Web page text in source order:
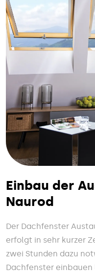
Einbau der
Naurod
Der Dachfenster
erfolgt in sehr kurzer
zwei Stunden dazu
Dachfenster einbauen